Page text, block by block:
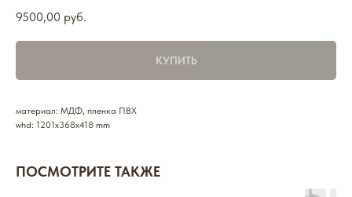
9500,00 руб.
КУПИТЬ
материал: МДФ, пленка ПВХ
whd: 1201x368x418 mm
ПОСМОТРИТЕ ТАКЖЕ